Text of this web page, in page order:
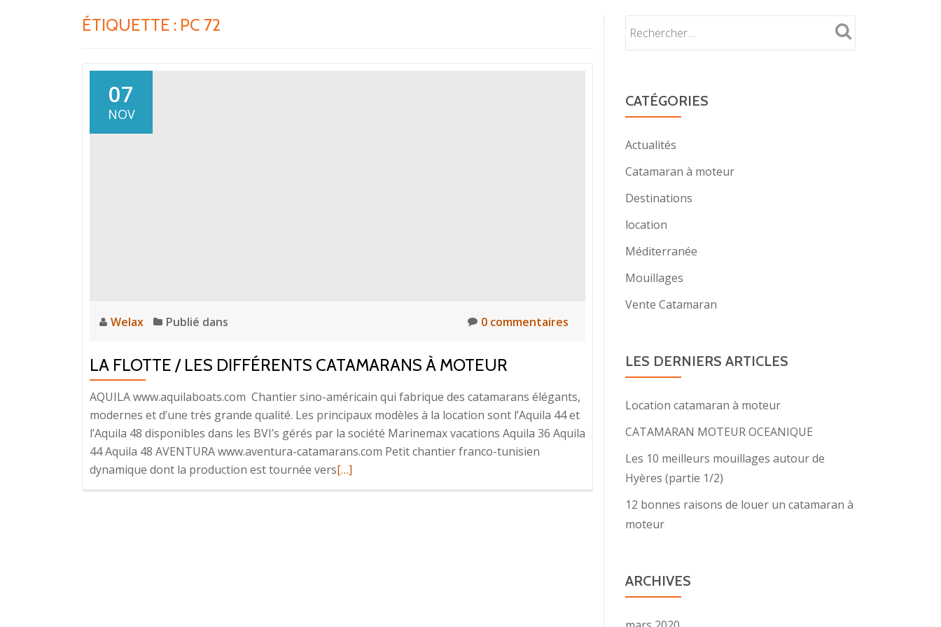
ÉTIQUETTE : PC 72
07
NOV
Welax Publié dans 0 commentaires
LA FLOTTE / LES DIFFÉRENTS CATAMARANS À MOTEUR
AQUILA www.aquilaboats.com Chantier sino-américain qui fabrique des catamarans élégants,
modernes et d’une très grande qualité. Les principaux modèles à la location sont l’Aquila 44 et
l’Aquila 48 disponibles dans les BVI’s gérés par la société Marinemax vacations Aquila 36 Aquila
44 Aquila 48 AVENTURA www.aventura-catamarans.com Petit chantier franco-tunisien
dynamique dont la production est tournée versEn
[…]
CATÉGORIES
Actualités
Catamaran à moteur
Destinations
location
Méditerranée
Mouillages
Vente Catamaran
LES DERNIERS ARTICLES
Location catamaran à moteur
CATAMARAN MOTEUR OCEANIQUE
Les 10 meilleurs mouillages autour de
Hyères (partie 1/2)
12 bonnes raisons de louer un catamaran à
moteur
ARCHIVES